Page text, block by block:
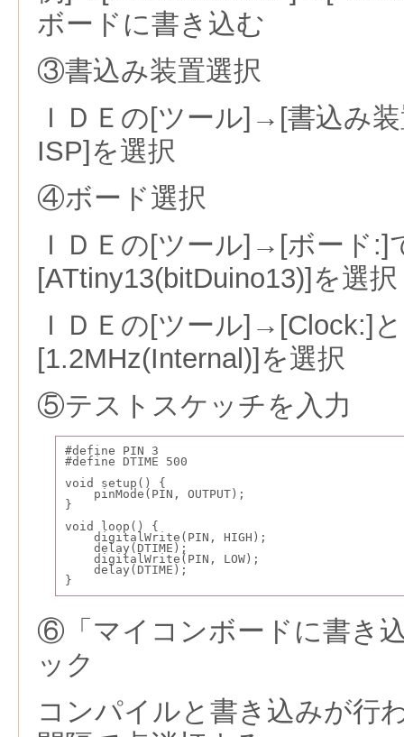
ボードに書き込む
③書込み装置選択
ＩＤＥの[ツール]→[書込み
ISP]を選択
④ボード選択
ＩＤＥの[ツール]→[ボード:]
[ATtiny13(bitDuino13)]を選択
ＩＤＥの[ツール]→[Clock:]
[1.2MHz(Internal)]を選択
⑤テストスケッチを入力
#define PIN 3
#define DTIME 500
void setup() {
pinMode(PIN, OUTPUT);
}
void loop() {
digitalWrite(PIN, HIGH);
delay(DTIME);
digitalWrite(PIN, LOW);
delay(DTIME);
}
⑥「マイコンボードに書き
ック
コンパイルと書き込みが行